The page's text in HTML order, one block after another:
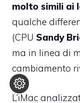
molto simili ai
qualche
(CPU Sandy
ma in linea di
cambiamento
L’iMac